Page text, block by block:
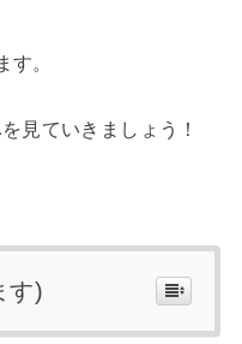
。
を見ていきましょう！
す)